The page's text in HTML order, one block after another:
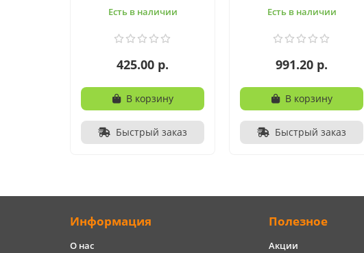
Есть в наличии
425.00 р.
В корзину
Быстрый заказ
Есть в наличии
991.20 р.
В корзину
Быстрый заказ
Информация
О нас
Полезное
Акции